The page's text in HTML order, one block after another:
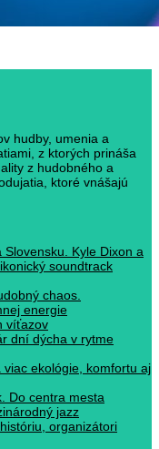
hudby, umenia a
z ktorých prináša
z hudobného a
ktoré vnášajú
Kyle Dixon a
soundtrack
chaos.
energie
víťazov
dní dýcha v rytme
ekológie, komfortu aj
Do centra mesta
jazz
organizátori